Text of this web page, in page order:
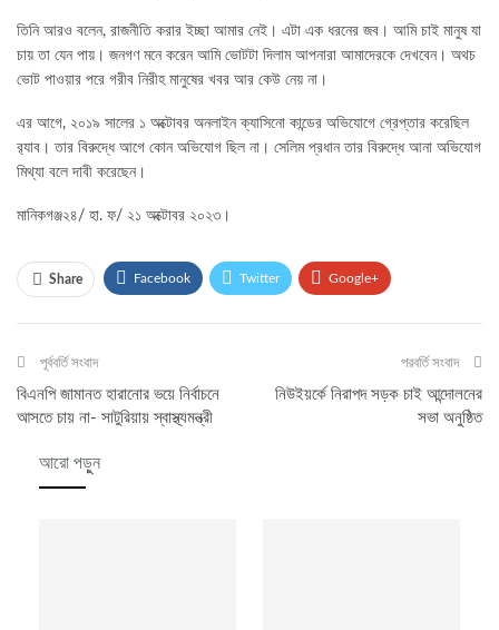
তিনি আরও বলেন, রাজনীতি করার ইচ্ছা আমার নেই। এটা এক ধরনের জব। আমি চাই মানুষ যা
চায় তা যেন পায়। জনগণ মনে করেন আমি ভোটটা দিলাম আপনারা আমাদেরকে দেখবেন। অথচ
ভোট পাওয়ার পরে গরীব নিরীহ মানুষের খবর আর কেউ নেয় না।
এর আগে, ২০১৯ সালের ১ অক্টোবর অনলাইন ক্যাসিনো কান্ডের অভিযোগে গ্রেপ্তার করেছিল
র‌্যাব। তার বিরুদ্ধে আগে কোন অভিযোগ ছিল না। সেলিম প্রধান তার বিরুদ্ধে আনা অভিযোগ
মিথ্যা বলে দাবী করেছেন।
মানিকগঞ্জ২৪/ হা. ফ/ ২১ অক্টোবর ২০২৩।
Share Facebook Twitter Google+
ই-মেইল
পূর্ববর্তি সংবাদ
বিএনপি জামানত হারানোর ভয়ে নির্বাচনে
আসতে চায় না- সাটুরিয়ায় স্বাস্থ্যমন্ত্রী
পরবর্তি সংবাদ
নিউইয়র্কে নিরাপদ সড়ক চাই আন্দোলনের
সভা অনুষ্ঠিত
আরো পড়ুুন